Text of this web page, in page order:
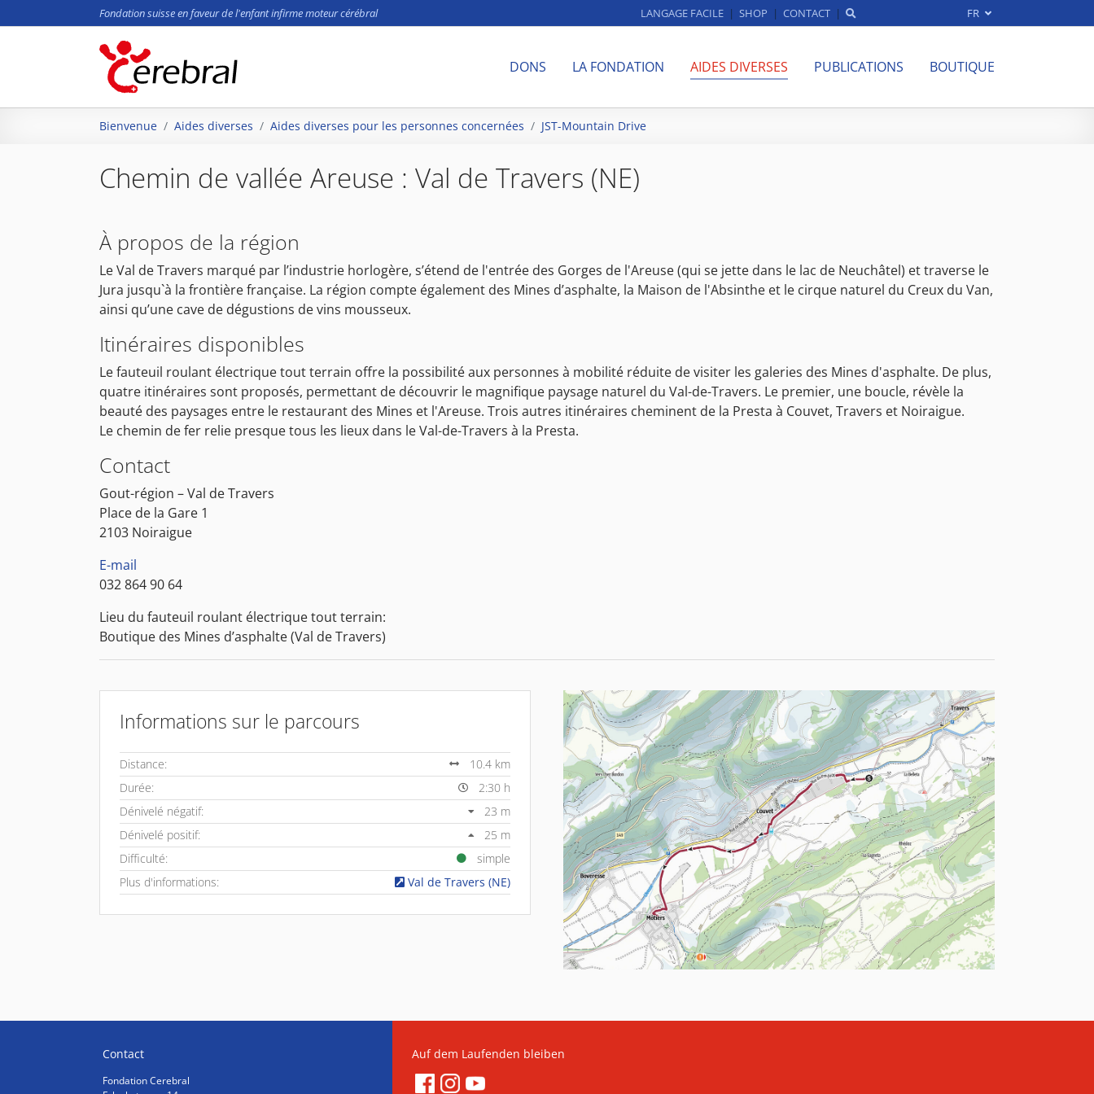
Fondation suisse en faveur de l'enfant infirme moteur cérébral LANGAGE FACILE SHOP CONTACT FR
DONS LA FONDATION AIDES DIVERSES PUBLICATIONS BOUTIQUE
Bienvenue Aides diverses Aides diverses pour les personnes concernées JST-Mountain Drive
Chemin de vallée Areuse : Val de Travers (NE)
À propos de la région
Le Val de Travers marqué par l’industrie horlogère, s’étend de l'entrée des Gorges de l'Areuse (qui se jette dans le lac de Neuchâtel) et traverse le
Jura jusqu`à la frontière française. La région compte également des Mines d’asphalte, la Maison de l'Absinthe et le cirque naturel du Creux du Van,
ainsi qu’une cave de dégustions de vins mousseux.
Itinéraires disponibles
Le fauteuil roulant électrique tout terrain offre la possibilité aux personnes à mobilité réduite de visiter les galeries des Mines d'asphalte. De plus,
quatre itinéraires sont proposés, permettant de découvrir le magnifique paysage naturel du Val-de-Travers. Le premier, une boucle, révèle la
beauté des paysages entre le restaurant des Mines et l'Areuse. Trois autres itinéraires cheminent de la Presta à Couvet, Travers et Noiraigue.
Le chemin de fer relie presque tous les lieux dans le Val-de-Travers à la Presta.
Contact
Gout-région – Val de Travers
Place de la Gare 1
2103 Noiraigue
E-mail
032 864 90 64
Lieu du fauteuil roulant électrique tout terrain:
Boutique des Mines d’asphalte (Val de Travers)
Informations sur le parcours
Distance:
10.4 km
Durée:
2:30 h
Dénivelé négatif:
23 m
Dénivelé positif:
25 m
Difficulté:
simple
Plus d'informations:
Val de Travers (NE)
Contact
Fondation Cerebral
Auf dem Laufenden bleiben